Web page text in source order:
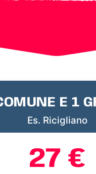
E 1
Es. Ricigliano
27 €